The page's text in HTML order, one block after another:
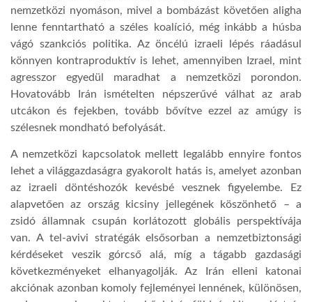
nemzetközi nyomáson, mivel a bombázást követően aligha
lenne fenntartható a széles koalíció, még inkább a húsba
vágó szankciós politika. Az öncélú izraeli lépés ráadásul
könnyen kontraproduktív is lehet, amennyiben Izrael, mint
agresszor egyedül maradhat a nemzetközi porondon.
Hovatovább Irán ismételten népszerűvé válhat az arab
utcákon és fejekben, tovább bővítve ezzel az amúgy is
szélesnek mondható befolyását.
A nemzetközi kapcsolatok mellett legalább ennyire fontos
lehet a világgazdaságra gyakorolt hatás is, amelyet azonban
az izraeli döntéshozók kevésbé vesznek figyelembe. Ez
alapvetően az ország kicsiny jellegének köszönhető – a
zsidó államnak csupán korlátozott globális perspektívája
van. A tel-avivi stratégák elsősorban a nemzetbiztonsági
kérdéseket veszik górcső alá, míg a tágabb gazdasági
következményeket elhanyagolják. Az Irán elleni katonai
akciónak azonban komoly fejleményei lennének, különösen,